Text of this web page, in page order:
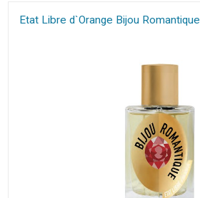
Etat Libre d`Orange Bijou Romantique